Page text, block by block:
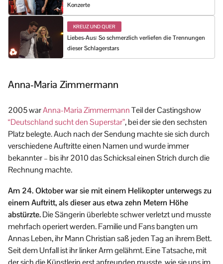
Konzerte
KREUZ UND QUER
Liebes-Aus: So schmerzlich verliefen die Trennungen
dieser Schlagerstars
Anna-Maria Zimmermann
2005 warAnna-Maria ZimmermannTeil der Castingshow
“Deutschland sucht den Superstar”, bei der sie den sechsten
Platz belegte. Auch nach der Sendung machte sie sich durch
verschiedene Auftritte einen Namen und wurde immer
bekannter – bis ihr 2010 das Schicksal einen Strich durch die
Rechnung machte.
Am 24. Oktober war sie mit einem Helikopter unterwegs zu
einem Auftritt, als dieser aus etwa zehn Metern Höhe
abstürzte.Die Sängerin überlebte schwer verletzt und musste
mehrfach operiert werden. Familie und Fans bangten um
Annas Leben, ihr Mann Christian saß jeden Tag an ihrem Bett.
Seit dem Unfall ist ihr linker Arm gelähmt. Eine Tatsache, mit